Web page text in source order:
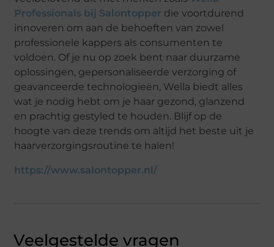
Professionals bij Salontopper die voortdurend
innoveren om aan de behoeften van zowel
professionele kappers als consumenten te
voldoen. Of je nu op zoek bent naar duurzame
oplossingen, gepersonaliseerde verzorging of
geavanceerde technologieën, Wella biedt alles
wat je nodig hebt om je haar gezond, glanzend
en prachtig gestyled te houden. Blijf op de
hoogte van deze trends om altijd het beste uit je
haarverzorgingsroutine te halen!
https://www.salontopper.nl/
Veelgestelde vragen